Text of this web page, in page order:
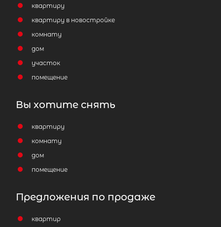
квартиру
квартиру в новостройке
комнату
дом
участок
помещение
Вы хотите снять
квартиру
комнату
дом
помещение
Предложения по продаже
квартир